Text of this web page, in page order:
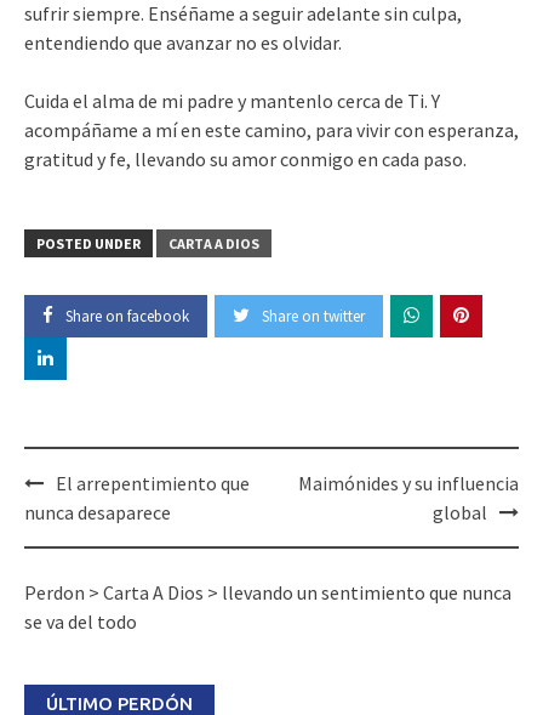
sufrir siempre. Enséñame a seguir adelante sin culpa,
entendiendo que avanzar no es olvidar.
Cuida el alma de mi padre y mantenlo cerca de Ti. Y
acompáñame a mí en este camino, para vivir con esperanza,
gratitud y fe, llevando su amor conmigo en cada paso.
POSTED UNDER CARTA A DIOS
Share on facebook Share on twitter
Post
navigation
El arrepentimiento que
nunca desaparece
Maimónides y su influencia
global
Perdon > Carta A Dios > llevando un sentimiento que nunca
se va del todo
ÚLTIMO PERDÓN